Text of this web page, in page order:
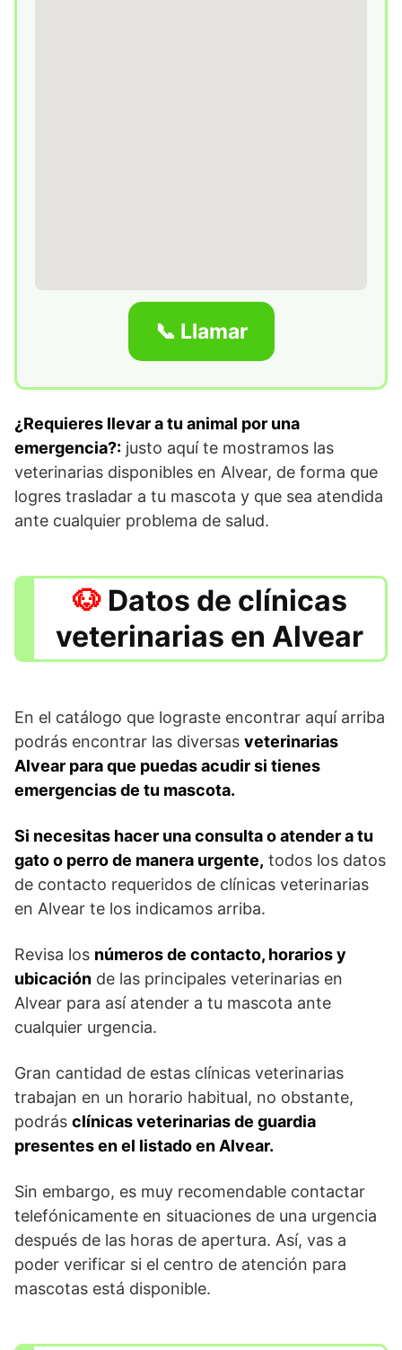
📞 Llamar
¿Requieres llevar a tu animal por una
emergencia?: justo aquí te mostramos las
veterinarias disponibles en Alvear, de forma que
logres trasladar a tu mascota y que sea atendida
ante cualquier problema de salud.
Datos de clínicas
veterinarias en Alvear
En el catálogo que lograste encontrar aquí arriba
podrás encontrar las diversas veterinarias
Alvear para que puedas acudir si tienes
emergencias de tu mascota.
Si necesitas hacer una consulta o atender a tu
gato o perro de manera urgente, todos los datos
de contacto requeridos de clínicas veterinarias
en Alvear te los indicamos arriba.
Revisa los números de contacto, horarios y
ubicación de las principales veterinarias en
Alvear para así atender a tu mascota ante
cualquier urgencia.
Gran cantidad de estas clínicas veterinarias
trabajan en un horario habitual, no obstante,
podrás clínicas veterinarias de guardia
presentes en el listado en Alvear.
Sin embargo, es muy recomendable contactar
telefónicamente en situaciones de una urgencia
después de las horas de apertura. Así, vas a
poder verificar si el centro de atención para
mascotas está disponible.